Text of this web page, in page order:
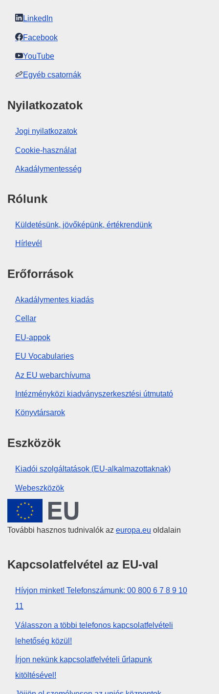
LinkedIn
Facebook
YouTube
Egyéb csatornák
Nyilatkozatok
Jogi nyilatkozatok
Cookie-használat
Akadálymentesség
Rólunk
Küldetésünk, jövőképünk, értékrendünk
Hírlevél
Erőforrások
Akadálymentes kiadás
Cellar
EU-appok
EU Vocabularies
Az EU webarchívuma
Intézményközi kiadványszerkesztési útmutató
Könyvtársarok
Eszközök
Kiadói szolgáltatások (EU-alkalmazottaknak)
Webeszközök
Európai Unió
További hasznos tudnivalók az europa.eu oldalain
Kapcsolatfelvétel az EU-val
Hívjon minket! Telefonszámunk: 00 800 6 7 8 9 10
11
Válasszon a többi telefonos kapcsolatfelvételi
lehetőség közül!
Írjon nekünk kapcsolatfelvételi űrlapunk
kitöltésével!